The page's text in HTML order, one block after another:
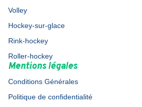
Volley
Hockey-sur-glace
Rink-hockey
Roller-hockey
Mentions légales
Conditions Générales
Politique de confidentialité